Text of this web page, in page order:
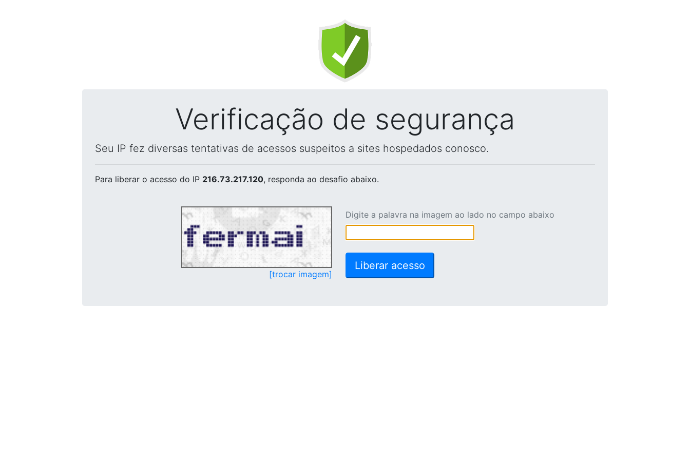
Verificação de segurança
Seu IP fez diversas tentativas de acessos suspeitos a sites hospedados conosco.
Para liberar o acesso do IP 216.73.217.120, responda ao desafio abaixo.
[trocar imagem]
Digite a palavra na imagem ao lado no campo abaixo